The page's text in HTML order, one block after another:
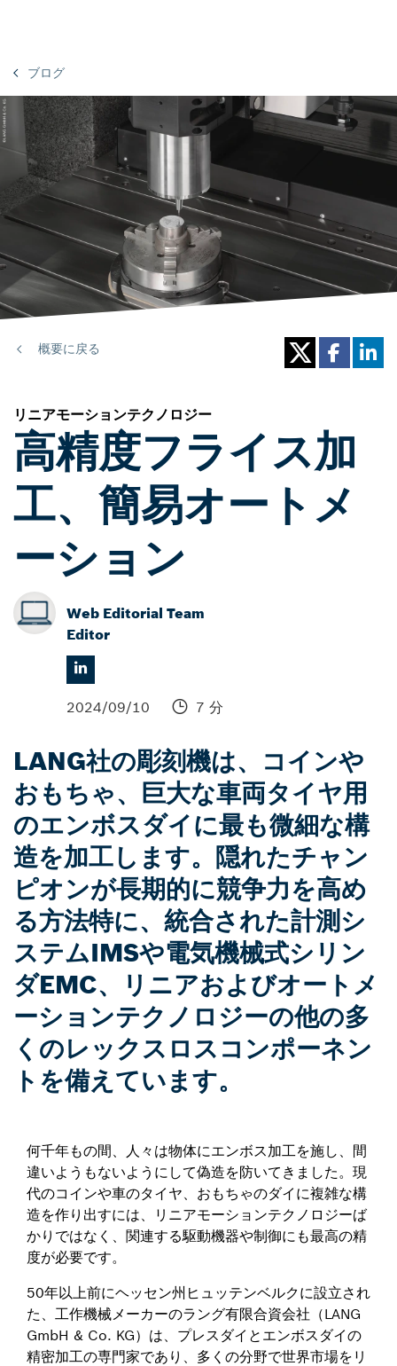
ブログ
概要に戻る
リニアモーションテクノロジー
高精度フライス加
工、簡易オートメ
ーション
Web Editorial Team
Editor
2024/09/10 7 分
LANG社の彫刻機は、コインや
おもちゃ、巨大な車両タイヤ用
のエンボスダイに最も微細な構
造を加工します。隠れたチャン
ピオンが長期的に競争力を高め
る方法特に、統合された計測シ
ステムIMSや電気機械式シリン
ダEMC、リニアおよびオートメ
ーションテクノロジーの他の多
くのレックスロスコンポーネン
トを備えています。
何千年もの間、人々は物体にエンボス加工を施し、間
違いようもないようにして偽造を防いてきました。現
代のコインや車のタイヤ、おもちゃのダイに複雑な構
造を作り出すには、リニアモーションテクノロジーば
かりではなく、関連する駆動機器や制御にも最高の精
度が必要です。
50年以上前にヘッセン州ヒュッテンベルクに設立され
た、工作機械メーカーのラング有限合資会社（LANG
GmbH & Co. KG）は、プレスダイとエンボスダイの
精密加工の専門家であり、多くの分野で世界市場をリ